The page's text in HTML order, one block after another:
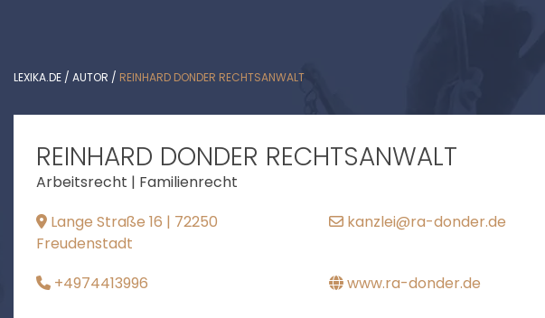
LEXIKA.DE / AUTOR / REINHARD DONDER RECHTSANWALT
REINHARD DONDER RECHTSANWALT
Arbeitsrecht | Familienrecht
Lange Straße 16 | 72250
Freudenstadt
kanzlei@ra-donder.de
+4974413996 www.ra-donder.de